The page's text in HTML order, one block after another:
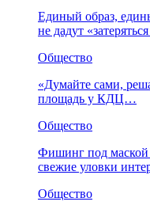
Единый образ,
не дадут
Общество
«Думайте сами,
площадь у КДЦ…
Общество
Фишинг под маской
свежие уловки
Общество